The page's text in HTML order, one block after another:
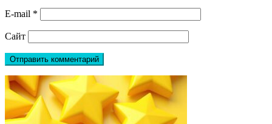
E-mail *
Сайт